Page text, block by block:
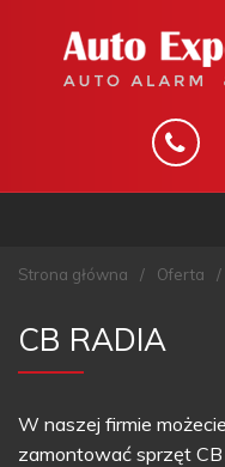
STRONA GŁÓWNA
OFERTA
KONTAKT
Strona główna / Oferta /
CB RADIA
W naszej firmie
zamontować sprzęt